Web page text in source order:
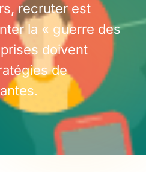
recruter est
la « guerre des
doivent
de